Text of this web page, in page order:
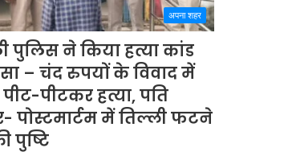
अपना शहर
पुलिस ने किया हत्या कांड
– चंद रुपयों के विवाद में
पीटकर हत्या, पति
पोस्टमार्टम में तिल्ली फटने
पुष्टि